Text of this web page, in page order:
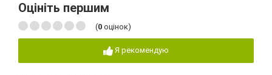
Оцініть першим
(0 оцінок)
Я рекомендую